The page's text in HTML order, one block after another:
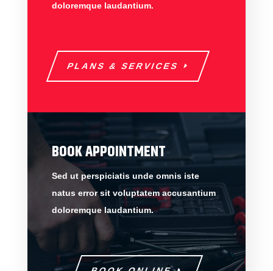
doloremque laudantium.
PLANS & SERVICES
BOOK APPOINTMENT
Sed ut perspiciatis unde omnis iste
natus error sit voluptatem accusantium
doloremque laudantium.